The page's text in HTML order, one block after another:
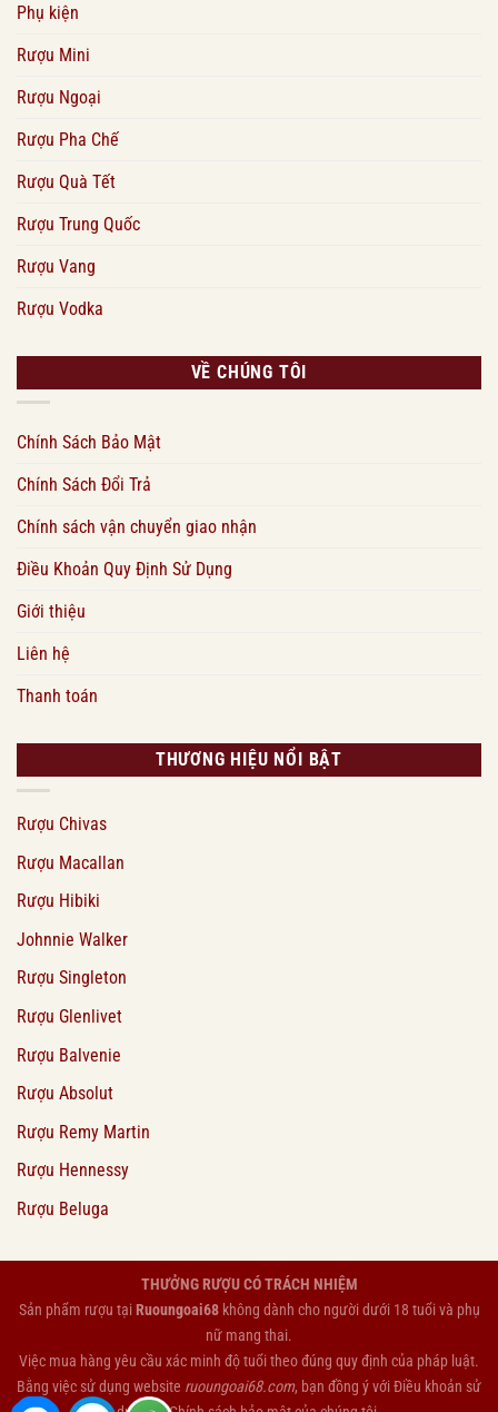
Phụ kiện
Rượu Mini
Rượu Ngoại
Rượu Pha Chế
Rượu Quà Tết
Rượu Trung Quốc
Rượu Vang
Rượu Vodka
VỀ CHÚNG TÔI
Chính Sách Bảo Mật
Chính Sách Đổi Trả
Chính sách vận chuyển giao nhận
Điều Khoản Quy Định Sử Dụng
Giới thiệu
Liên hệ
Thanh toán
THƯƠNG HIỆU NỔI BẬT
Rượu Chivas
Rượu Macallan
Rượu Hibiki
Johnnie Walker
Rượu Singleton
Rượu Glenlivet
Rượu Balvenie
Rượu Absolut
Rượu Remy Martin
Rượu Hennessy
Rượu Beluga
THƯỞNG RƯỢU CÓ TRÁCH NHIỆM
Sản phẩm rượu tạiRuoungoai68không dành cho người dưới 18 tuổi và phụ
nữ mang thai.
Việc mua hàng yêu cầu xác minh độ tuổi theo đúng quy định của pháp luật.
Bằng việc sử dụng website ruoungoai68.com, bạn đồng ý vớiĐiều khoản sử